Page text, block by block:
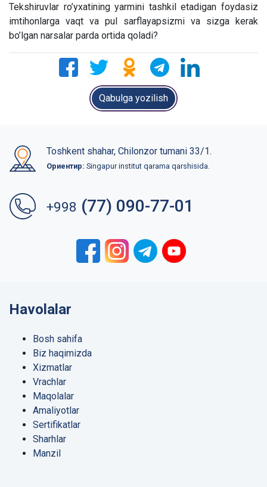
Tekshiruvlar ro’yxatining yarmini tashkil etadigan foydasiz
imtihonlarga vaqt va pul sarflayapsizmi va sizga kerak
bo’lgan narsalar parda ortida qoladi?
Qabulga yozilish
Toshkent shahar, Chilonzor tumani 33/1.
Ориентир: Singapur institut qarama qarshisida.
+998 (77) 090-77-01
Havolalar
Bosh sahifa
Biz haqimizda
Xizmatlar
Vrachlar
Maqolalar
Amaliyotlar
Sertifikatlar
Sharhlar
Manzil